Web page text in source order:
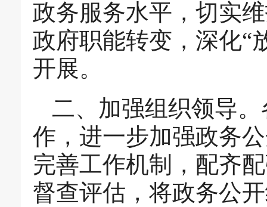
政务服务水平，切实
政府职能转变，深化“
开展。
二、加强组织领导
作，进一步加强政务
完善工作机制，配齐
督查评估，将政务公